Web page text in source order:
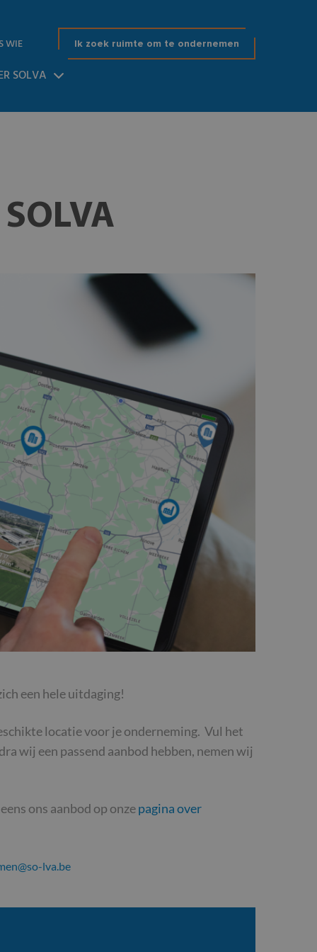
WIE Ik zoek ruimte om te ondernemen
SOLVA
een hele uitdaging!
locatie voor je onderneming. Vul het
wij een passend aanbod hebben, nemen wij
ons aanbod op onzepagina over
lva.be